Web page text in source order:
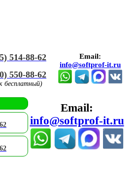
514-88-62
550-88-62
бесплатный)
Email:
info@softprof-it.ru
Email:
info@softprof-it.ru